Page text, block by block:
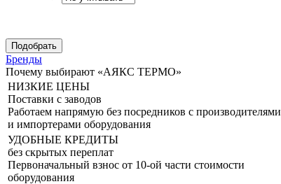
Бренды
Почему выбирают «АЯКС ТЕРМО»
НИЗКИЕ ЦЕНЫ
Поставки с заводов
Работаем напрямую без посредников с производителями
и импортерами оборудования
УДОБНЫЕ КРЕДИТЫ
без скрытых переплат
Первоначальный взнос от 10-ой части стоимости
оборудования